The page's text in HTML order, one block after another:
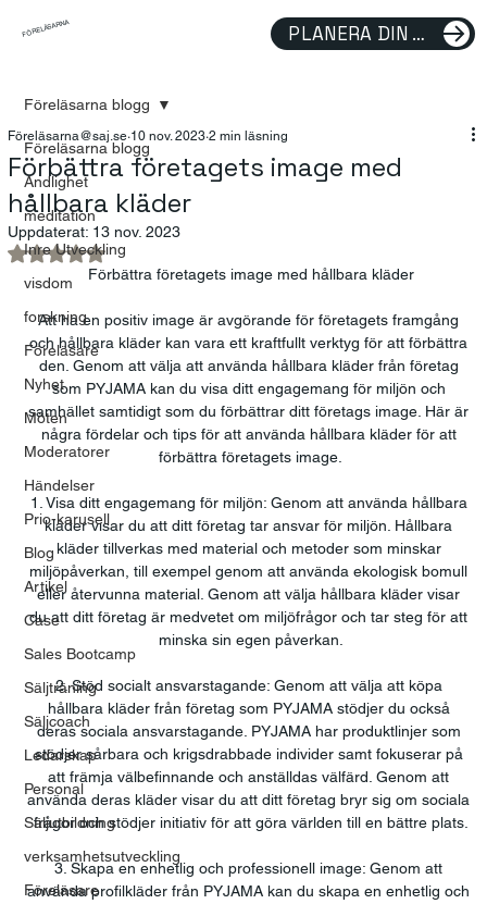
FÖRELÄSARNA PLANERA DIN FÖRELÄSNING
Föreläsarna blogg
Andlighet
meditation
Inre Utveckling
visdom
forskning
Föreläsare
Nyhet
Möten
Moderatorer
Händelser
Prio-karusell
Blog
Artikel
Case
Sales Bootcamp
Säljträning
Säljcoach
Ledarskap
Personal
Säljutbildning
verksamhetsutveckling
Föreläsare
Föreläsarna blogg
Förbättra företagets image med
hållbara kläder
Föreläsarna@saj.se 10 nov. 2023 2 min läsning
Uppdaterat: 13 nov. 2023
Betygsatt till NaN av 5 stjärnor.
Förbättra företagets image med hållbara kläder
Att ha en positiv image är avgörande för företagets framgång
och hållbara kläder kan vara ett kraftfullt verktyg för att förbättra
den. Genom att välja att använda hållbara kläder från företag
som PYJAMA kan du visa ditt engagemang för miljön och
samhället samtidigt som du förbättrar ditt företags image. Här är
några fördelar och tips för att använda hållbara kläder för att
förbättra företagets image.
1. Visa ditt engagemang för miljön: Genom att använda hållbara
kläder visar du att ditt företag tar ansvar för miljön. Hållbara
kläder tillverkas med material och metoder som minskar
miljöpåverkan, till exempel genom att använda ekologisk bomull
eller återvunna material. Genom att välja hållbara kläder visar
du att ditt företag är medvetet om miljöfrågor och tar steg för att
minska sin egen påverkan.
2. Stöd socialt ansvarstagande: Genom att välja att köpa
hållbara kläder från företag som PYJAMA stödjer du också
deras sociala ansvarstagande. PYJAMA har produktlinjer som
stödjer sårbara och krigsdrabbade individer samt fokuserar på
att främja välbefinnande och anställdas välfärd. Genom att
använda deras kläder visar du att ditt företag bryr sig om sociala
frågor och stödjer initiativ för att göra världen till en bättre plats.
3. Skapa en enhetlig och professionell image: Genom att
använda profilkläder från PYJAMA kan du skapa en enhetlig och